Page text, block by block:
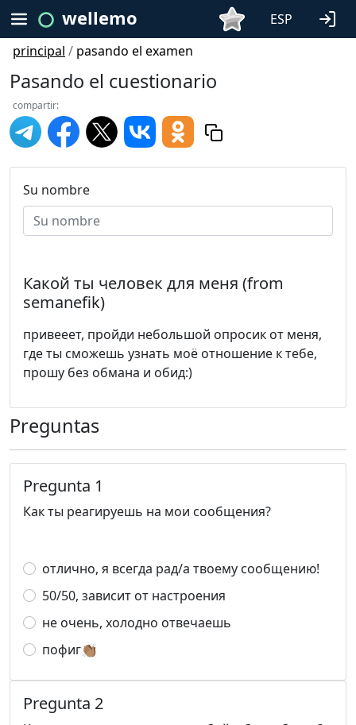
wellemo
ESP
principal / pasando el examen
Pasando el cuestionario
compartir:
Su nombre
Какой ты человек для меня (from
semanefik)
привееет, пройди небольшой опросик от меня,
где ты сможешь узнать моё отношение к тебе,
прошу без обмана и обид:)
Preguntas
Pregunta 1
Как ты реагируешь на мои сообщения?
отлично, я всегда рад/а твоему сообщению!
50/50, зависит от настроения
не очень, холодно отвечаешь
пофиг👏🏽
Pregunta 2